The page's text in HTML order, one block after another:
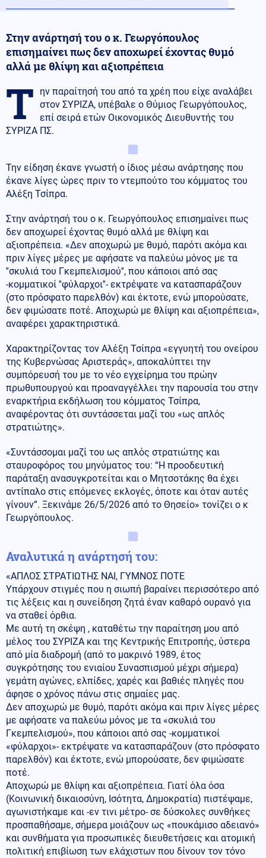
Στην ανάρτησή του ο κ. Γεωργόπουλος
επισημαίνει πως δεν αποχωρεί έχοντας θυμό
αλλά με θλίψη και αξιοπρέπεια
Τ
ην παραίτησή του από τα χρέη που είχε αναλάβει
στον ΣΥΡΙΖΑ, υπέβαλε ο Θύμιος Γεωργόπουλος,
επί σειρά ετών Οικονομικός Διευθυντής του
ΣΥΡΙΖΑ ΠΣ.
Την είδηση έκανε γνωστή ο ίδιος μέσω ανάρτησης που
έκανε λίγες ώρες πριν το ντεμπούτο του κόμματος του
Αλέξη Τσίπρα.
Στην ανάρτησή του ο κ. Γεωργόπουλος επισημαίνει πως
δεν αποχωρεί έχοντας θυμό αλλά με θλίψη και
αξιοπρέπεια. «Δεν αποχωρώ με θυμό, παρότι ακόμα και
πριν λίγες μέρες με αφήσατε να παλεύω μόνος με τα
''σκυλιά του Γκεμπελισμού'', που κάποιοι από σας
-κομματικοί ''φύλαρχοι''- εκτρέψατε να κατασπαράζουν
(στο πρόσφατο παρελθόν) και έκτοτε, ενώ μπορούσατε,
δεν φιμώσατε ποτέ. Αποχωρώ με θλίψη και αξιοπρέπεια»,
αναφέρει χαρακτηριστικά.
Χαρακτηρίζοντας τον Αλέξη Τσίπρα «εγγυητή του ονείρου
της Κυβερνώσας Αριστεράς», αποκαλύπτει την
συμπόρευσή του με το νέο εγχείρημα του πρώην
πρωθυπουργού και προαναγγέλλει την παρουσία του στην
εναρκτήρια εκδήλωση του κόμματος Τσίπρα,
αναφέροντας ότι συντάσσεται μαζί του «ως απλός
στρατιώτης».
«Συντάσσομαι μαζί του ως απλός στρατιώτης και
σταυροφόρος του μηνύματος του: “Η προοδευτική
παράταξη ανασυγκροτείται και ο Μητσοτάκης θα έχει
αντίπαλο στις επόμενες εκλογές, όποτε και όταν αυτές
γίνουν”. Ξεκινάμε 26/5/2026 από το Θησείο» τονίζει ο κ
Γεωργόπουλος.
Αναλυτικά η ανάρτησή του:
«ΑΠΛΟΣ ΣΤΡΑΤΙΩΤΗΣ ΝΑΙ, ΓΥΜΝΟΣ ΠΟΤΕ
Υπάρχουν στιγμές που η σιωπή βαραίνει περισσότερο από
τις λέξεις και η συνείδηση ζητά έναν καθαρό ουρανό για
να σταθεί όρθια.
Με αυτή τη σκέψη , καταθέτω την παραίτηση μου από
μέλος του ΣΥΡΙΖΑ και της Κεντρικής Επιτροπής, ύστερα
από μία διαδρομή (από το μακρινό 1989, έτος
συγκρότησης του ενιαίου Συνασπισμού μέχρι σήμερα)
γεμάτη αγώνες, ελπίδες, χαρές και βαθιές πληγές που
άφησε ο χρόνος πάνω στις σημαίες μας.
Δεν αποχωρώ με θυμό, παρότι ακόμα και πριν λίγες μέρες
με αφήσατε να παλεύω μόνος με τα «σκυλιά του
Γκεμπελισμού», που κάποιοι από σας -κομματικοί
«φύλαρχοι»- εκτρέψατε να κατασπαράζουν (στο πρόσφατο
παρελθόν) και έκτοτε, ενώ μπορούσατε, δεν φιμώσατε
ποτέ.
Αποχωρώ με θλίψη και αξιοπρέπεια. Γιατί όλα όσα
(Κοινωνική δικαιοσύνη, Ισότητα, Δημοκρατία) πιστέψαμε,
αγωνιστήκαμε και -εν τινι μέτρο- σε δύσκολες συνθήκες
προσπαθήσαμε, σήμερα μοιάζουν ως «πουκάμισο αδειανό»
και συνθήματα για προσωπικές διευθετήσεις και ατομική
πολιτική επιβίωση των ελάχιστων που δίνουν τον τόνο